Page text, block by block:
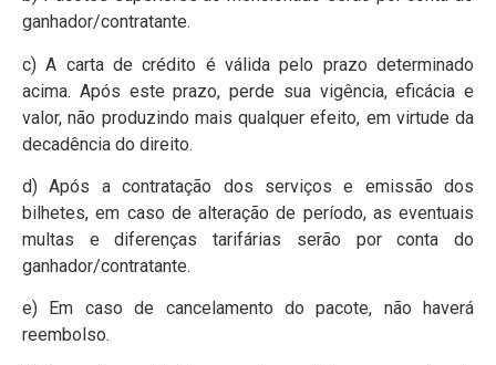
ganhador/contratante.
c) A carta de crédito é válida pelo prazo determinado
acima. Após este prazo, perde sua vigência, eficácia e
valor, não produzindo mais qualquer efeito, em virtude da
decadência do direito.
d) Após a contratação dos serviços e emissão dos
bilhetes, em caso de alteração de período, as eventuais
multas e diferenças tarifárias serão por conta do
ganhador/contratante.
e) Em caso de cancelamento do pacote, não haverá
reembolso.